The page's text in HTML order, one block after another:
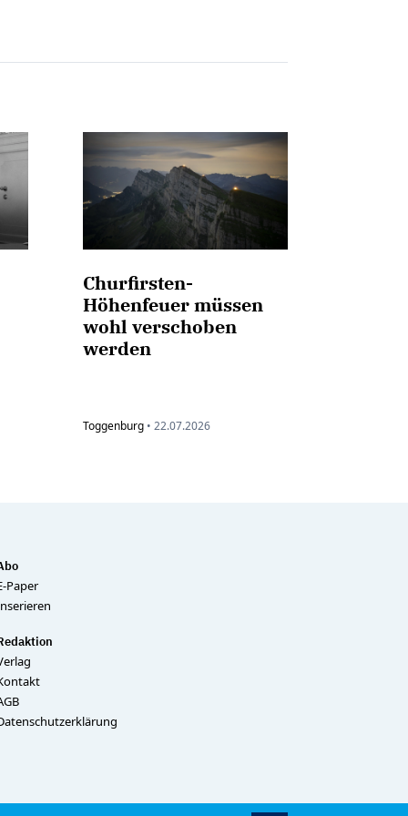
Churfirsten-
Höhenfeuer müssen
wohl verschoben
werden
Toggenburg • 22.07.2026
Paper